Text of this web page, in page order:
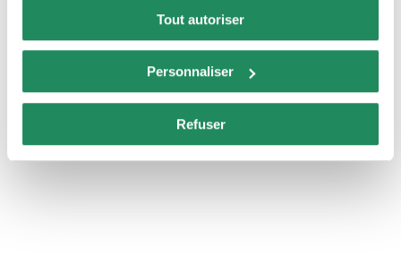
Tout autoriser
Personnaliser
Refuser